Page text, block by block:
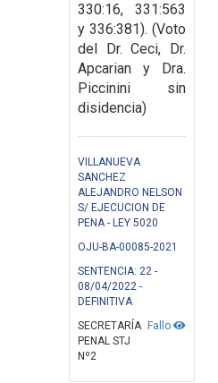
330:16, 331:563
y 336:381). (Voto
del Dr. Ceci, Dr.
Apcarian y Dra.
Piccinini sin
disidencia)
VILLANUEVA
SANCHEZ
ALEJANDRO NELSON
S/ EJECUCION DE
PENA - LEY 5020
OJU-BA-00085-2021
SENTENCIA: 22 -
08/04/2022 -
DEFINITIVA
Fallo
SECRETARÍA
PENAL STJ
Nº2